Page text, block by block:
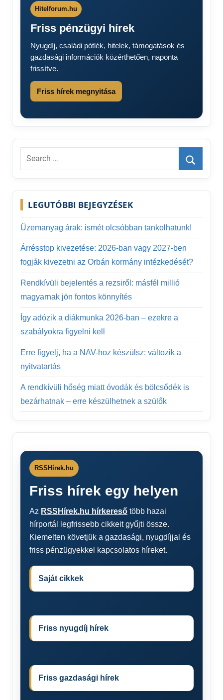
Hitelforum.hu
Friss pénzügyi hírek
Nyugdíj, családi pótlék, hitelek, támogatások és
gazdasági információk közérthetően, naponta
frissítve.
Friss hírek megnyitása
Search
for:
Search
LEGUTÓBBI BEJEGYZÉSEK
Üzemanyag árak: ismét olcsóbban tankolhatunk!
Árrésstop kivezetése: 2026-ban vagy 2027-ben
fogják kivezetni az Orbán kormány intézkedését?
Rendkívüli bejelentés a rezsiről: másfél millió
magyarnak jön fontos könnyítés
Így adózik a diákmunka 2026-ban – ezekre a
szabályokra figyelni kell
Erre figyelj, ha a NAV-hoz készülsz: változik a
nyitvatartás
A rendkívüli hőség miatt óvodák és bölcsődék is
bezárhatnak – erre készülhetnek a szülők
RSSHírek.hu
Friss hírek egy helyen
Az RSSHírek.hu hírkereső több hazai
hírportál legfrissebb cikkeit gyűjti össze.
Kiemelten követjük a gazdasági, nyugdíjjal és
friss pénzügyekkel kapcsolatos híreket.
Saját cikkek
Friss nyugdíj hírek
Friss gazdasági hírek